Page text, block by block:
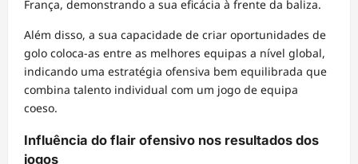
França, demonstrando a sua eficácia à frente da baliza.
Além disso, a sua capacidade de criar oportunidades de
golo coloca-as entre as melhores equipas a nível global,
indicando uma estratégia ofensiva bem equilibrada que
combina talento individual com um jogo de equipa
coeso.
Influência do flair ofensivo nos resultados dos
jogos